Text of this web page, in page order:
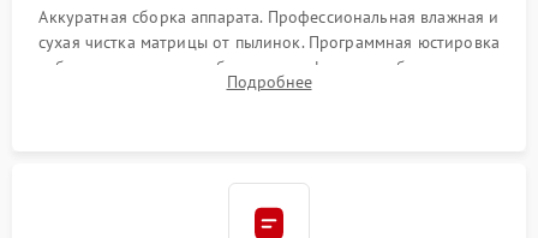
Аккуратная сборка аппарата. Профессиональная влажная и
сухая чистка матрицы от пылинок. Программная юстировка
рабочего отрезка, калибровка автофокуса, стабилизатора и
экспозамера с помощью сервисного ПО.
Подробнее